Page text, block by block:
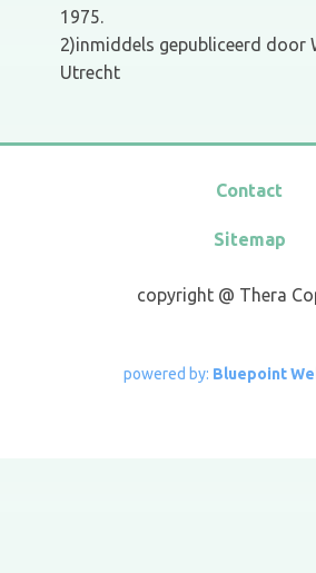
1975.
2)inmiddels gepubliceerd door
Utrecht
Sitemap
copyright @ Thera
powe​red by: Bluepoint
Contact